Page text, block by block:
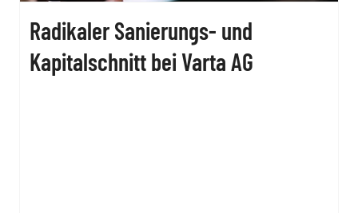
Radikaler Sanierungs- und
Kapitalschnitt bei Varta AG